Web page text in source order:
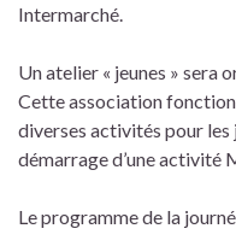
Intermarché.
Un atelier « jeunes » sera
Cette association
diverses activités pour les
démarrage d’une activité
Le programme de la